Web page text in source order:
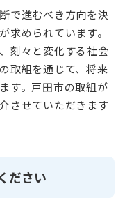
で進むべき方向を決
求められています。
刻々と変化する社会
取組を通じて、将来
す。戸田市の取組が
させていただきます
ださい